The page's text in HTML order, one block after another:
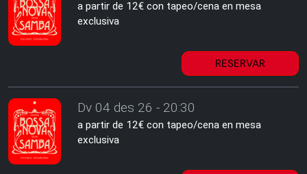
a partir de 12€ con tapeo/cena en mesa
exclusiva
RESERVAR
Dv 04 des 26 - 20:30
a partir de 12€ con tapeo/cena en mesa
exclusiva